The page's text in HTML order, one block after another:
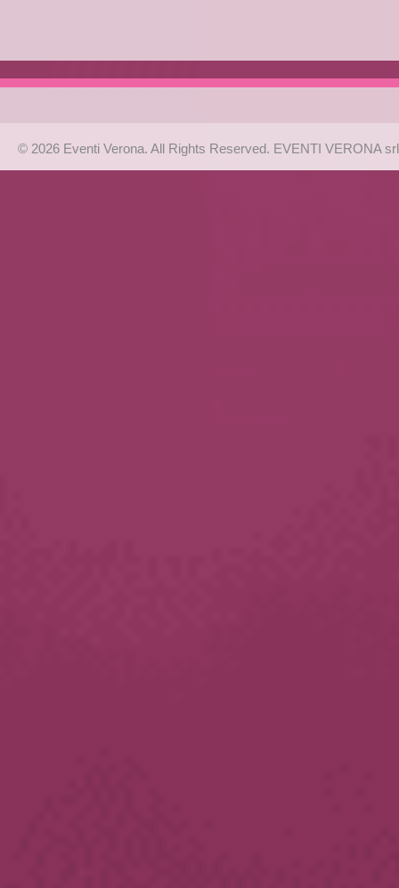
© 2026 Eventi Verona. All Rights Reserved. EVENTI VERONA